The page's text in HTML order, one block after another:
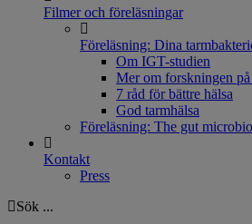
Filmer och föreläsningar
Föreläsning: Dina
Om IGT-studien
Mer om forskningen
7 råd för bättre hälsa
God tarmhälsa
Föreläsning: The gut
Kontakt
Press
Sök ...